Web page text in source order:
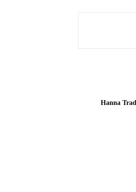
Hanna